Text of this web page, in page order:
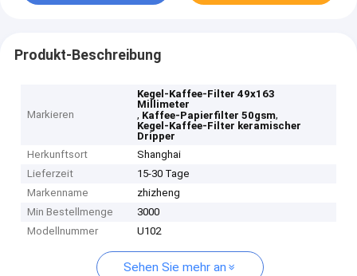
Produkt-Beschreibung
Markieren
Kegel-Kaffee-Filter 49x163
Millimeter
, Kaffee-Papierfilter 50gsm,
Kegel-Kaffee-Filter keramischer
Dripper
Herkunftsort
Shanghai
Lieferzeit
15-30 Tage
Markenname
zhizheng
Min Bestellmenge
3000
Modellnummer
U102
Sehen Sie mehr an